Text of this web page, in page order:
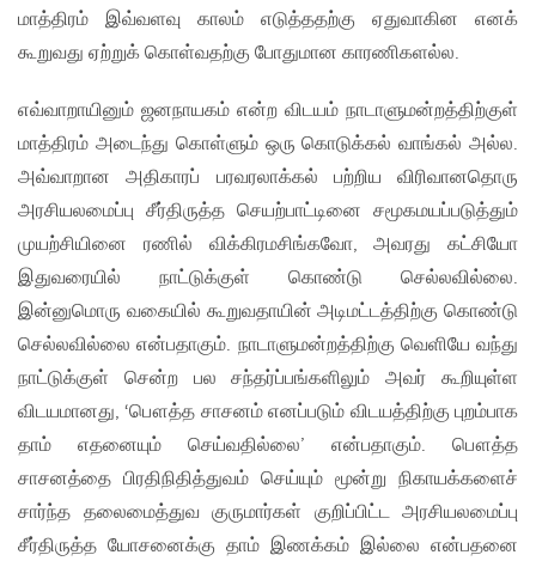
மாத்திரம் இவ்வளவு காலம் எடுத்ததற்கு ஏதுவாகின எனக்
கூறுவது ஏற்றுக் கொள்வதற்கு போதுமான காரணிகளல்ல.
எவ்வாறாயினும் ஜனநாயகம் என்ற விடயம் நாடாளுமன்றத்திற்குள்
மாத்திரம் அடைந்து கொள்ளும் ஒரு கொடுக்கல் வாங்கல் அல்ல.
அவ்வாறான அதிகாரப் பரவரலாக்கல் பற்றிய விரிவானதொரு
அரசியலமைப்பு சீர்திருத்த செயற்பாட்டினை சமூகமயப்படுத்தும்
முயற்சியினை ரணில் விக்கிரமசிங்கவோ, அவரது கட்சியோ
இதுவரையில் நாட்டுக்குள் கொண்டு செல்லவில்லை.
இன்னுமொரு வகையில் கூறுவதாயின் அடிமட்டத்திற்கு கொண்டு
செல்லவில்லை என்பதாகும். நாடாளுமன்றத்திற்கு வெளியே வந்து
நாட்டுக்குள் சென்ற பல சந்தர்ப்பங்களிலும் அவர் கூறியுள்ள
விடயமானது, ‘பௌத்த சாசனம் எனப்படும் விடயத்திற்கு புறம்பாக
தாம் எதனையும் செய்வதில்லை’ என்பதாகும். பௌத்த
சாசனத்தை பிரதிநிதித்துவம் செய்யும் மூன்று நிகாயக்களைச்
சார்ந்த தலைமைத்துவ குருமார்கள் குறிப்பிட்ட அரசியலமைப்பு
சீர்திருத்த யோசனைக்கு தாம் இணக்கம் இல்லை என்பதனை